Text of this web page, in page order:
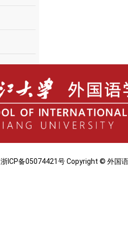
浙ICP备05074421号 Copyright © 外国